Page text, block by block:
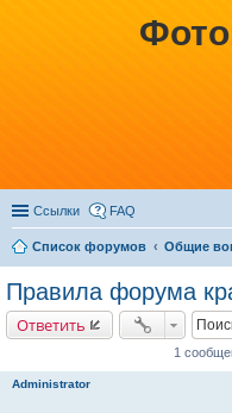
Ссылки FAQ
Список форумов Общие
Правила форума
Ответить
1
Administrator